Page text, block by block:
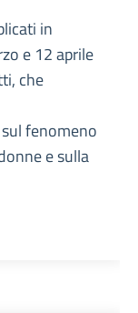
in
e 12 aprile
che
fenomeno
e sulla